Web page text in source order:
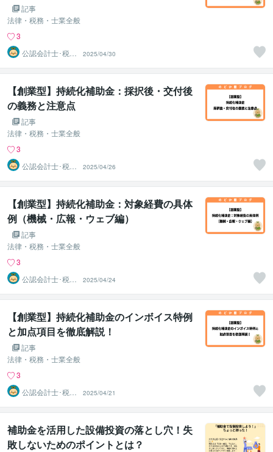
記事
法律・税務・士業全般
3
公認会計士･税理
士･行政書士 の
どか屋
2025/04/30
【創業型】持続化補助金：採択後・交付後
の義務と注意点
記事
法律・税務・士業全般
3
公認会計士･税理
士･行政書士 の
どか屋
2025/04/26
【創業型】持続化補助金：対象経費の具体
例（機械・広報・ウェブ編）
記事
法律・税務・士業全般
3
公認会計士･税理
士･行政書士 の
どか屋
2025/04/24
【創業型】持続化補助金のインボイス特例
と加点項目を徹底解説！
記事
法律・税務・士業全般
3
公認会計士･税理
士･行政書士 の
どか屋
2025/04/21
補助金を活用した設備投資の落とし穴！失
敗しないためのポイントとは？